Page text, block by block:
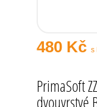
480 Kč s
PrimaSoft
dvouvrstvé